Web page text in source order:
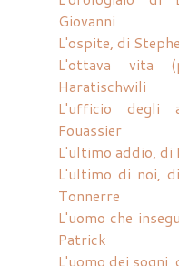
Giovanni
L'ospite, di
L'ottava vita
Haratischwili
L'ufficio degli
Fouassier
L'ultimo addio, di
L'ultimo di noi,
Tonnerre
L'uomo che
Patrick
L'uomo dei sogni,